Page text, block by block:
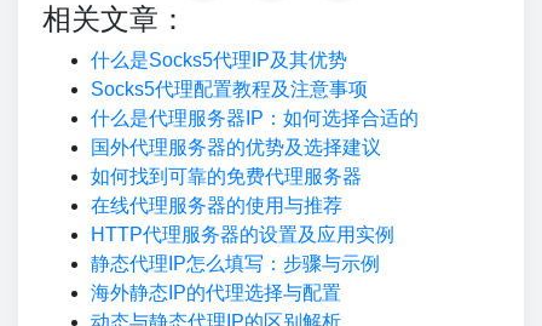
相关文章：
什么是Socks5代理IP及其优势
Socks5代理配置教程及注意事项
什么是代理服务器IP：如何选择合适的
国外代理服务器的优势及选择建议
如何找到可靠的免费代理服务器
在线代理服务器的使用与推荐
HTTP代理服务器的设置及应用实例
静态代理IP怎么填写：步骤与示例
海外静态IP的代理选择与配置
动态与静态代理IP的区别解析